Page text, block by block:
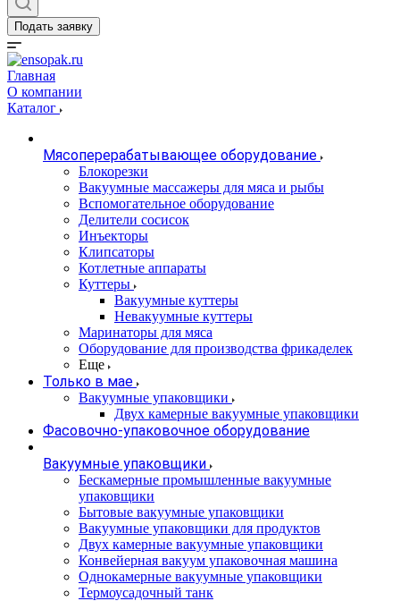
Подать заявку
Главная
О компании
Каталог
Мясоперерабатывающее оборудование
Блокорезки
Вакуумные массажеры для мяса и рыбы
Вспомогательное оборудование
Делители сосисок
Инъекторы
Клипсаторы
Котлетные аппараты
Куттеры
Вакуумные куттеры
Невакуумные куттеры
Маринаторы для мяса
Оборудование для производства фрикаделек
Еще
Только в мае
Вакуумные упаковщики
Двух камерные вакуумные упаковщики
Фасовочно-упаковочное оборудование
Вакуумные упаковщики
Бескамерные промышленные вакуумные
упаковщики
Бытовые вакуумные упаковщики
Вакуумные упаковщики для продуктов
Двух камерные вакуумные упаковщики
Конвейерная вакуум упаковочная машина
Однокамерные вакуумные упаковщики
Термоусадочный танк